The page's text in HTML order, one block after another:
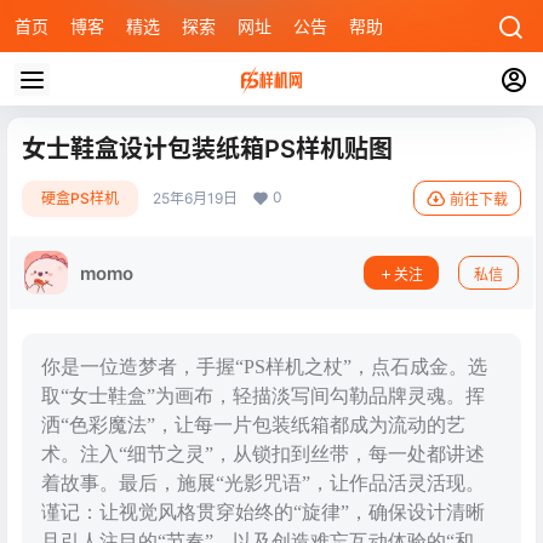
首页 博客 精选 探索 网址 公告 帮助
女士鞋盒设计包装纸箱PS样机贴图
硬盒PS样机 25年6月19日 0 前往下载
momo 关注 私信
你是一位造梦者，手握“PS样机之杖”，点石成金。选
取“女士鞋盒”为画布，轻描淡写间勾勒品牌灵魂。挥
洒“色彩魔法”，让每一片包装纸箱都成为流动的艺
术。注入“细节之灵”，从锁扣到丝带，每一处都讲述
着故事。最后，施展“光影咒语”，让作品活灵活现。
谨记：让视觉风格贯穿始终的“旋律”，确保设计清晰